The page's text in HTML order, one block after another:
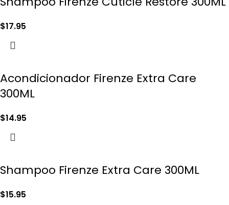
$17.95
Acondicionador Firenze Extra Care
300ML
$14.95
Shampoo Firenze Extra Care 300ML
$15.95